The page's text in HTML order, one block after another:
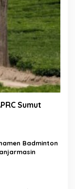
Sumut
Badminton